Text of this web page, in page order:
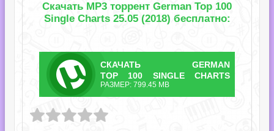
Скачать MP3 торрент German Top 100
Single Charts 25.05 (2018) бесплатно:
СКАЧАТЬ
ТОРРЕНТ
GERMAN
TOP 100 SINGLE CHARTS
25.05.TORRENT
РАЗМЕР: 799.45 MB
Single Charts 25.05.torrent